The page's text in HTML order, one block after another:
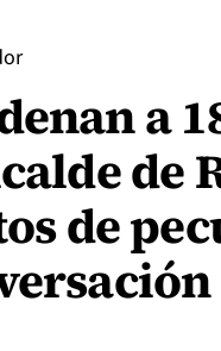
a
de
de